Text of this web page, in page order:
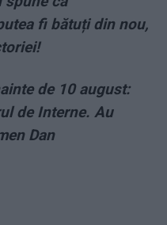
fi bătuți din nou,
de 10 august:
de Interne. Au
Dan